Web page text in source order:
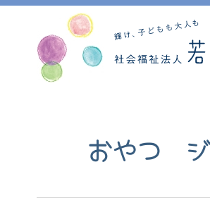
おやつ ジ